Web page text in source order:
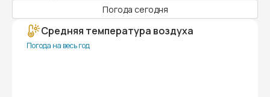
Погода сегодня
Средняя температура воздуха
Погода на весь год